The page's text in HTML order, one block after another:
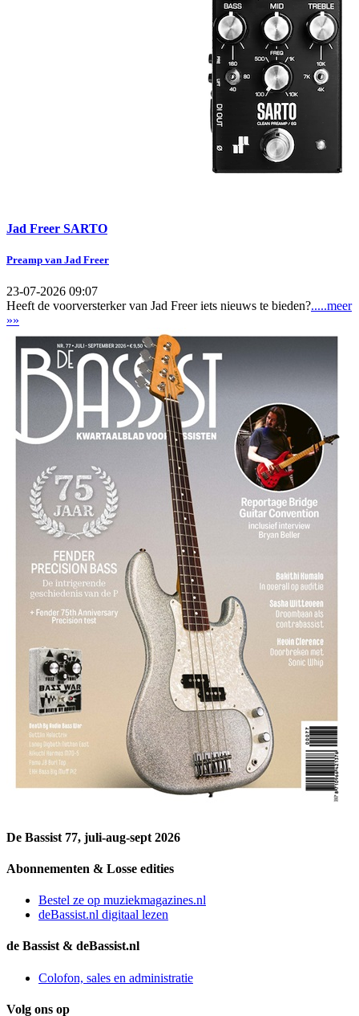
Jad Freer SARTO
Preamp van Jad Freer
23-07-2026 09:07
Heeft de voorversterker van Jad Freer iets nieuws te bieden?.....meer
»»
De Bassist 77, juli-aug-sept 2026
Abonnementen & Losse edities
Bestel ze op muziekmagazines.nl
deBassist.nl digitaal lezen
de Bassist & deBassist.nl
Colofon, sales en administratie
Volg ons op